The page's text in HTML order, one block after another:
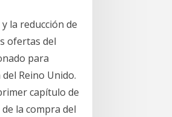
la reducción de
ofertas del
para
Reino Unido.
capítulo de
la compra del